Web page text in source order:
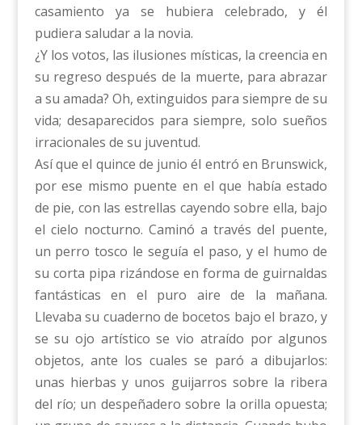
casamiento ya se hubiera celebrado, y él
pudiera saludar a la novia.
¿Y los votos, las ilusiones místicas, la creencia en
su regreso después de la muerte, para abrazar
a su amada? Oh, extinguidos para siempre de su
vida; desaparecidos para siempre, solo sueños
irracionales de su juventud.
Así que el quince de junio él entró en Brunswick,
por ese mismo puente en el que había estado
de pie, con las estrellas cayendo sobre ella, bajo
el cielo nocturno. Caminó a través del puente,
un perro tosco le seguía el paso, y el humo de
su corta pipa rizándose en forma de guirnaldas
fantásticas en el puro aire de la mañana.
Llevaba su cuaderno de bocetos bajo el brazo, y
se su ojo artístico se vio atraído por algunos
objetos, ante los cuales se paró a dibujarlos:
unas hierbas y unos guijarros sobre la ribera
del río; un despeñadero sobre la orilla opuesta;